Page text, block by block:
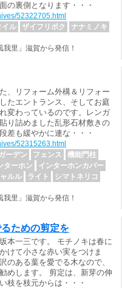
の裏側となります・・・
52322705.html
イル ザイフリボク
ナナミノキ
里」滋賀から発信！
、リフォーム外構＆リフォー
たエントランス、そしてお庭
変わっているのです。レンガ
り詰めました乱形石材敷きの
差も緩やかに連な・・・
52315263.html
ーデン フェンス
機能門柱
ターホン
インターホンカバー
ルル ライト
シマトネリコ
里」滋賀から発信！
ための剪定を
本一三です。 モチノキは春に
けて小さな赤い実をつけま
のある葉を愛でる木なので、
めします。 剪定は、新芽の伸
枝を枝元からは・・・